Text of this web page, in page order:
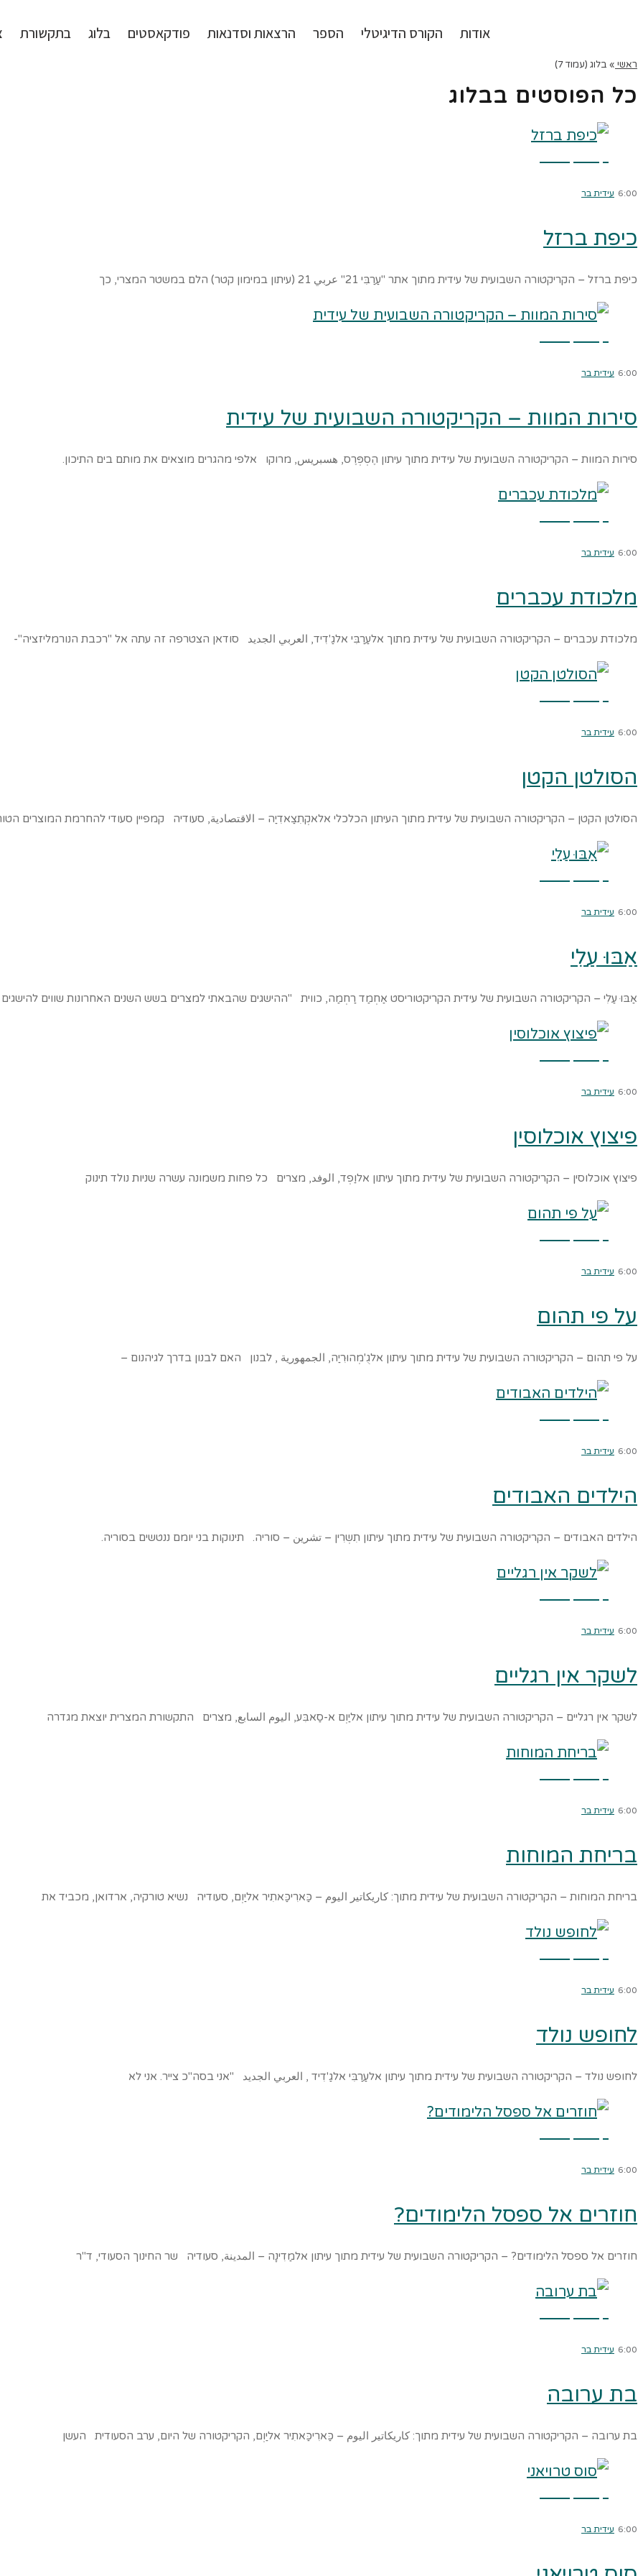
אודות הקורס הדיגיטלי הספר הרצאות וסדנאות פודקאסטים בלוג בתקשורת
ראשי » בלוג (עמוד 7)
כל הפוסטים בבלוג
6:00 עידית בר
כיפת ברזל
כיפת ברזל – הקריקטורה השבועית של עידית מתוך אתר "עַרַבִּי 21" عربي 21 (עיתון במימון קטר) הלם במשטר המצרי, כך
6:00 עידית בר
סירות המוות – הקריקטורה השבועית של עידית
סירות המוות – הקריקטורה השבועית של עידית מתוך עיתון הֶסְפְּרֶס, هسبريس, מרוקו אלפי מהגרים מוצאים את מותם בים התיכון.
6:00 עידית בר
מלכודת עכברים
מלכודת עכברים – הקריקטורה השבועית של עידית מתוך אלעַרַבִּי אלגַ'דִיד, العربي الجديد סודאן הצטרפה זה עתה אל "רכבת הנורמליזציה"-
6:00 עידית בר
הסולטן הקטן
הסולטן הקטן – הקריקטורה השבועית של עידית מתוך העיתון הכלכלי אלאקְתִצַאדִיַה – الاقتصادية, סעודיה קמפיין סעודי להחרמת המוצרים
6:00 עידית בר
אַבּוּ עַלִי
אַבּוּ עַלִי – הקריקטורה השבועית של עידית הקריקטוריסט אַחְמַד רַחְמַה, כווית "ההישגים שהבאתי למצרים בשש השנים האחרונות שווים להישגים
6:00 עידית בר
פיצוץ אוכלוסין
פיצוץ אוכלוסין – הקריקטורה השבועית של עידית מתוך עיתון אלוַפְד, الوفد, מצרים כל פחות משמונה עשרה שניות נולד תינוק
6:00 עידית בר
על פי תהום
על פי תהום – הקריקטורה השבועית של עידית מתוך עיתון אלגֻ'מְהוּרִיַה, الجمهورية , לבנון האם לבנון בדרך לגיהנום –
6:00 עידית בר
הילדים האבודים
הילדים האבודים – הקריקטורה השבועית של עידית מתוך עיתון תִשְרִין – تشرين – סוריה. תינוקות בני יומם ננטשים בסוריה.
6:00 עידית בר
לשקר אין רגליים
לשקר אין רגליים – הקריקטורה השבועית של עידית מתוך עיתון אליַוְם א-סַאבִּע, اليوم السابع, מצרים התקשורת המצרית יוצאת מגדרה
6:00 עידית בר
בריחת המוחות
בריחת המוחות – הקריקטורה השבועית של עידית מתוך: كاريكاتير اليوم – כַּארִיכַּאתִיר אליַוְם, סעודיה נשיא טורקיה, ארדואן, מכביד את
6:00 עידית בר
לחופש נולד
לחופש נולד – הקריקטורה השבועית של עידית מתוך עיתון אלעַרַבִּי אלגַ'דִיד , العربي الجديد "אני בסה"כ צייר. אני לא
6:00 עידית בר
חוזרים אל ספסל הלימודים?
חוזרים אל ספסל הלימודים? – הקריקטורה השבועית של עידית מתוך עיתון אלמַדִינָה – المدينة, סעודיה שר החינוך הסעודי, ד"ר
6:00 עידית בר
בת ערובה
בת ערובה – הקריקטורה השבועית של עידית מתוך: كاريكاتير اليوم – כַּארִיכַּאתִיר אליַוְם, הקריקטורה של היום, ערב הסעודית העשן
6:00 עידית בר